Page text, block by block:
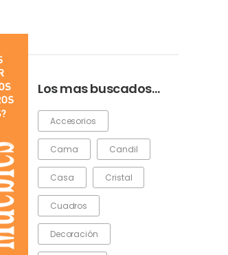
Los mas buscados…
Accesorios
Cama Candil
Casa Cristal
Cuadros
Decoración